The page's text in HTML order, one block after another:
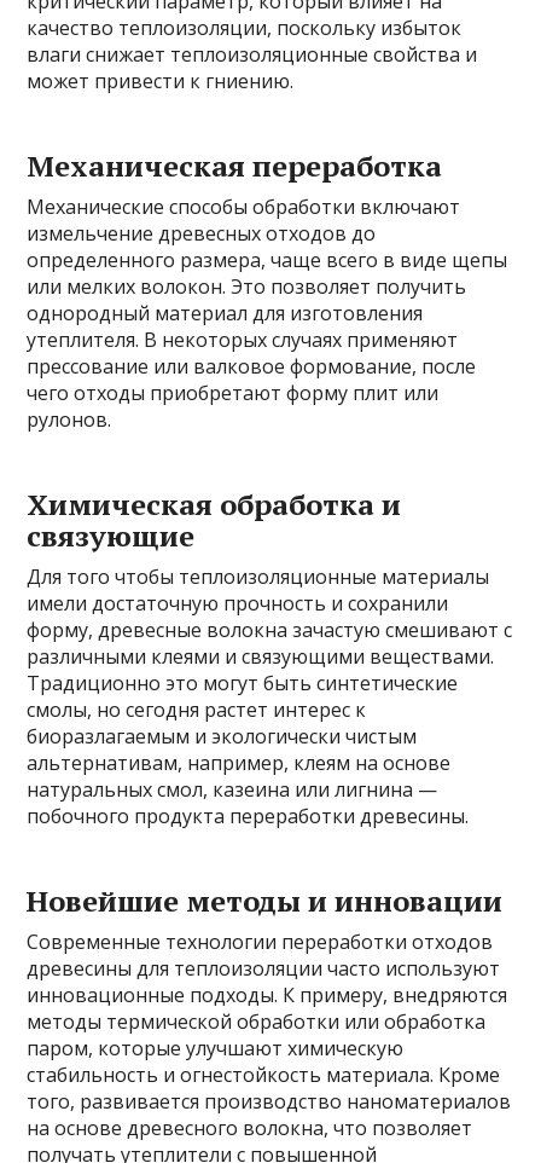
качество теплоизоляции, поскольку избыток
влаги снижает теплоизоляционные свойства и
может привести к гниению.
Механическая переработка
Механические способы обработки включают
измельчение древесных отходов до
определенного размера, чаще всего в виде щепы
или мелких волокон. Это позволяет получить
однородный материал для изготовления
утеплителя. В некоторых случаях применяют
прессование или валковое формование, после
чего отходы приобретают форму плит или
рулонов.
Химическая обработка и
связующие
Для того чтобы теплоизоляционные материалы
имели достаточную прочность и сохранили
форму, древесные волокна зачастую смешивают с
различными клеями и связующими веществами.
Традиционно это могут быть синтетические
смолы, но сегодня растет интерес к
биоразлагаемым и экологически чистым
альтернативам, например, клеям на основе
натуральных смол, казеина или лигнина —
побочного продукта переработки древесины.
Новейшие методы и инновации
Современные технологии переработки отходов
древесины для теплоизоляции часто используют
инновационные подходы. К примеру, внедряются
методы термической обработки или обработка
паром, которые улучшают химическую
стабильность и огнестойкость материала. Кроме
того, развивается производство наноматериалов
на основе древесного волокна, что позволяет
получать утеплители с повышенной